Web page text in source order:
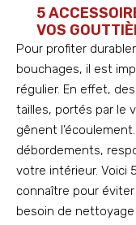
5
VOS
Pour profiter
bouchages, il est
régulier. En effet,
tailles, portés par le
gênent
débordements,
votre intérieur. Voici
connaître pour
besoin de